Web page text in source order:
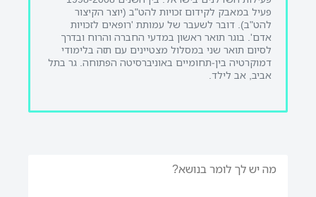
פעיל במאבק לקידום זכויות להט"ב (יוצר הקיצור
להט"ב). דובר לשעבר של עמותת 'רופאים לזכויות
אדם'. בוגר תואר ראשון במדעי החברה והרוח ובדרך
לסיום תואר שני במסלול מצטיינים עם תזה בלימודי
דמוקרטיה בין-תחומיים באוניברסיטה הפתוחה. גר בתל
אביב, אב לילד.